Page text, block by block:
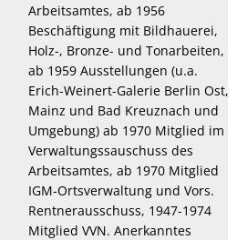
Arbeitsamtes, ab 1956
Beschäftigung mit Bildhauerei,
Holz-, Bronze- und Tonarbeiten,
ab 1959 Ausstellungen (u.a.
Erich-Weinert-Galerie Berlin Ost,
Mainz und Bad Kreuznach und
Umgebung) ab 1970 Mitglied im
Verwaltungssauschuss des
Arbeitsamtes, ab 1970 Mitglied
IGM-Ortsverwaltung und Vors.
Rentnerausschuss, 1947-1974
Mitglied VVN. Anerkanntes